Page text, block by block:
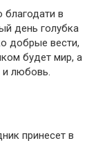
в
день голубка
добрые вести,
будет мир, а
и любовь.
принесет в